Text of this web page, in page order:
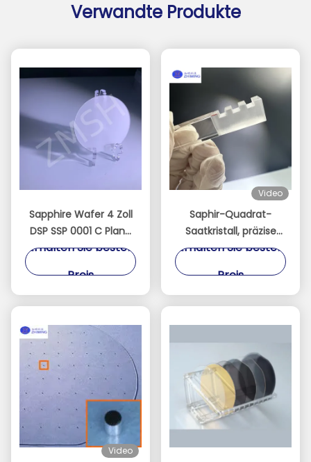
Verwandte Produkte
Sapphire Wafer 4 Zoll
DSP SSP 0001 C Plane
Akzeptieren Sie
Al2O3
Erhalten Sie besten
Preis
Video
Saphir-Quadrat-
Saatkristall, präzise
ausgerichtet für
Erhalten Sie besten
Preis
Video